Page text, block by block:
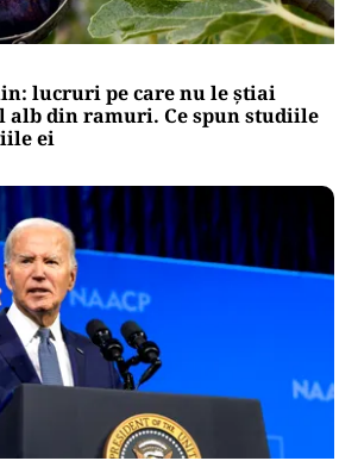
lucruri pe care nu le știai
alb din ramuri. Ce spun studiile
ei